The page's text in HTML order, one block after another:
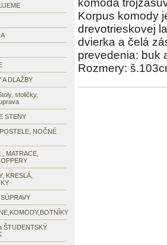
A DLAŽBY
stoličky,
STENY
NOČNÉ
, MATRACE,
KRESLÁ,
ŠTUDENTSKÝ
komoda
Korpus komody
drevotrieskovej
dvierka a čelá
prevedenia: buk
Rozmery: